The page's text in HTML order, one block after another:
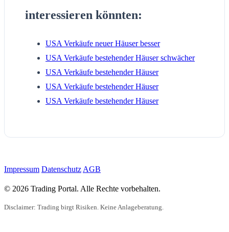
interessieren könnten:
USA Verkäufe neuer Häuser besser
USA Verkäufe bestehender Häuser schwächer
USA Verkäufe bestehender Häuser
USA Verkäufe bestehender Häuser
USA Verkäufe bestehender Häuser
Impressum Datenschutz AGB
© 2026 Trading Portal. Alle Rechte vorbehalten.
Disclaimer: Trading birgt Risiken. Keine Anlageberatung.